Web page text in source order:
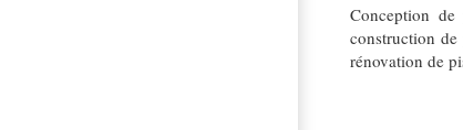
Conception
construction de
rénovation de